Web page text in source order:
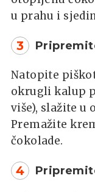
u prahu i
3
Natopite
okrugli kalup
više), slažite u
Premažite
čokolade.
4